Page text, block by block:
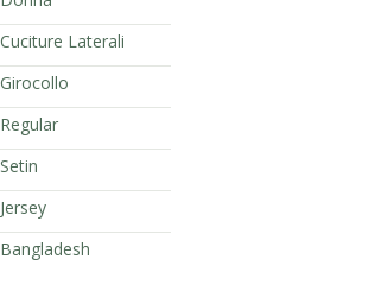
Cuciture Laterali
Girocollo
Regular
Setin
Jersey
Bangladesh